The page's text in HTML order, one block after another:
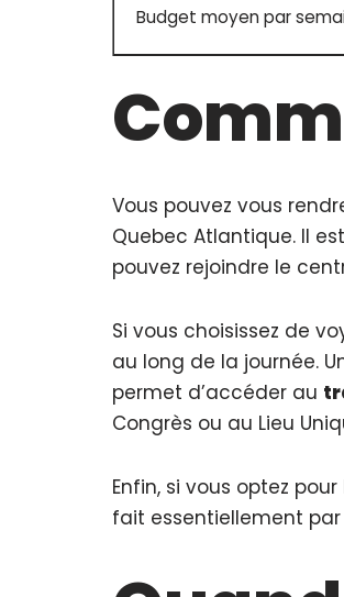
Budget moyen par
Vous pouvez vous
Quebec Atlantique. Il
pouvez rejoindre le
Si vous choisissez de
au long de la journée.
permet d’accéder au
Congrès ou au Lieu
Enfin, si vous optez
fait essentiellement par